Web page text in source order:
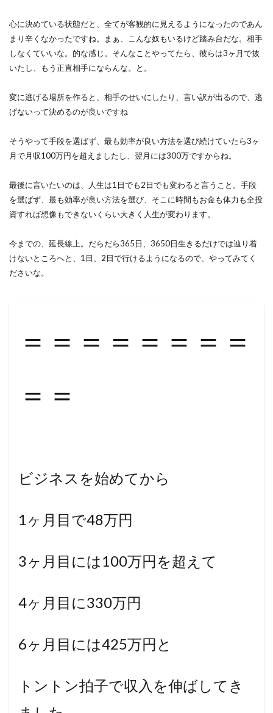
心に決めている状態だと、全てが客観的に見えるようになったのであん
まり辛くなかったですね。まぁ、こんな奴もいるけど踏み台だな。相手
しなくていいな。的な感じ。そんなことやってたら、彼らは3ヶ月で抜
いたし、もう正直相手にならんな。と。
変に逃げる場所を作ると、相手のせいにしたり、言い訳が出るので、逃
げないって決めるのが良いですね
そうやって手段を選ばず、最も効率が良い方法を選び続けていたら3ヶ
月で月収100万円を超えましたし、翌月には300万ですからね。
最後に言いたいのは、人生は1日でも2日でも変わると言うこと。手段
を選ばず、最も効率が良い方法を選び、そこに時間もお金も体力も全投
資すれば想像もできないくらい大きく人生が変わります。
今までの、延長線上。だらだら365日、3650日生きるだけでは辿り着
けないところへと、1日、2日で行けるようになるので、やってみてく
ださいな。
＝＝＝＝＝＝＝＝
＝＝
ビジネスを始めてから
1ヶ月目で48万円
3ヶ月目には100万円を超えて
4ヶ月目に330万円
6ヶ月目には425万円と
トントン拍子で収入を伸ばしてき